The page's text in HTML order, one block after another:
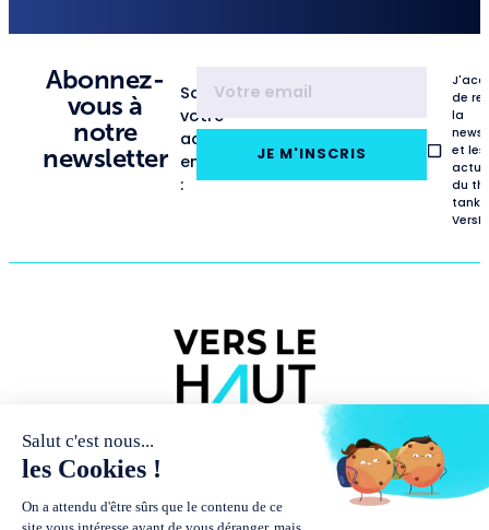
Abonnez-
vous à
notre
newsletter
Saisissez
votre
adresse
email
:
JE M'INSCRIS
de
la
et les
du
tank
NOUS
CONNAÎTRE
Présentation
PUBLICATIONS
Études
RENCONTRES
MÉDIAS